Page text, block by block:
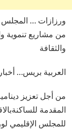
ورزازات … ​المجلس
من مشاريع تنموية
والثقافة
​العربية بريس…
​من أجل تعزيز
المقدمة
للمجلس الإقليمي